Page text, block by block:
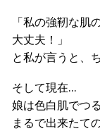
「私の強靭な肌
大丈夫！」
と私が言うと、
そして現在…
娘は色白肌でつる
まるで出来たて